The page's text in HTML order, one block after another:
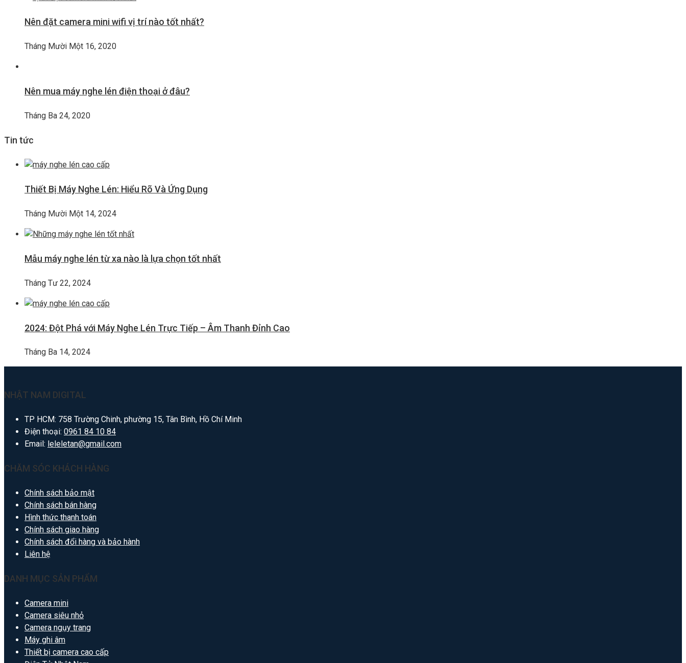
Nên đặt camera mini wifi vị trí nào tốt nhất?
Tháng Mười Một 16, 2020
Nên mua máy nghe lén điện thoại ở đâu?
Tháng Ba 24, 2020
Tin tức
Thiết Bị Máy Nghe Lén: Hiểu Rõ Và Ứng Dụng
Tháng Mười Một 14, 2024
Mẫu máy nghe lén từ xa nào là lựa chọn tốt nhất
Tháng Tư 22, 2024
2024: Đột Phá với Máy Nghe Lén Trực Tiếp – Âm Thanh Đỉnh Cao
Tháng Ba 14, 2024
NHẬT NAM DIGITAL
TP HCM: 758 Trường Chinh, phường 15, Tân Bình, Hồ Chí Minh
Điện thoại: 0961 84 10 84
Email: leleletan@gmail.com
CHĂM SÓC KHÁCH HÀNG
Chính sách bảo mật
Chính sách bán hàng
Hình thức thanh toán
Chính sách giao hàng
Chính sách đổi hàng và bảo hành
Liên hệ
DANH MỤC SẢN PHẨM
Camera mini
Camera siêu nhỏ
Camera ngụy trang
Máy ghi âm
Thiết bị camera cao cấp